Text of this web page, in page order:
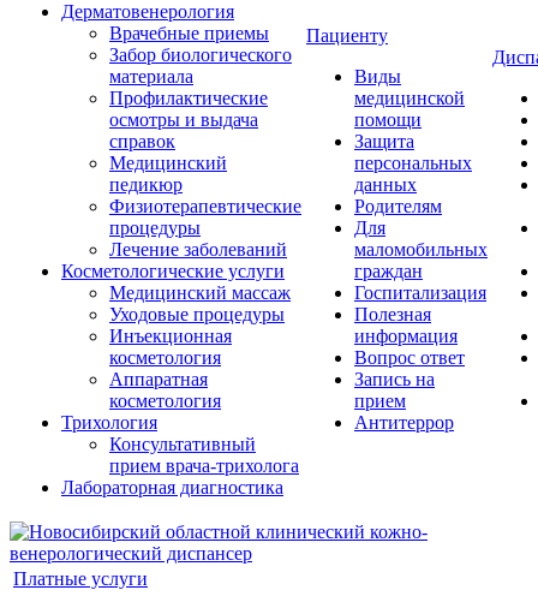
Дерматовенерология
Врачебные приемы
Забор биологического
материала
Профилактические
осмотры и выдача
справок
Медицинский
педикюр
Физиотерапевтические
процедуры
Лечение заболеваний
Косметологические услуги
Медицинский массаж
Уходовые процедуры
Инъекционная
косметология
Аппаратная
косметология
Трихология
Консультативный
прием врача-трихолога
Лабораторная диагностика
Пациенту
Виды
медицинской
помощи
Защита
персональных
данных
Родителям
Для
маломобильных
граждан
Госпитализация
Полезная
информация
Вопрос ответ
Запись на
прием
Антитеррор
Платные услуги